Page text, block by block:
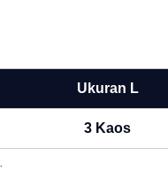
Ukuran L
3 Kaos